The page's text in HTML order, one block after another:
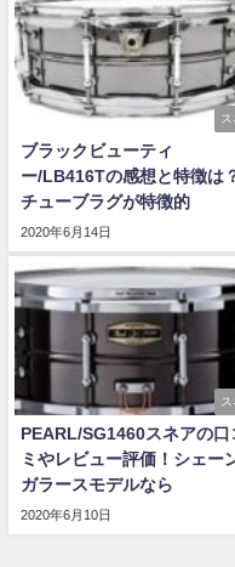
ブラックビューティ
ー/LB416Tの感想と特徴は
チューブラグが特徴的
2020年6月14日
PEARL/SG1460スネアの口
ミやレビュー評価！シェー
ガラースモデルなら
2020年6月10日